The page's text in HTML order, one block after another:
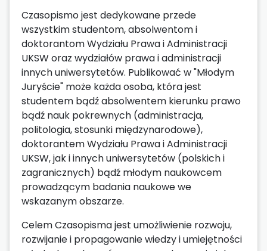
Czasopismo jest dedykowane przede
wszystkim studentom, absolwentom i
doktorantom Wydziału Prawa i Administracji
UKSW oraz wydziałów prawa i administracji
innych uniwersytetów. Publikować w "Młodym
Juryście" może każda osoba, która jest
studentem bądź absolwentem kierunku prawo
bądź nauk pokrewnych (administracja,
politologia, stosunki międzynarodowe),
doktorantem Wydziału Prawa i Administracji
UKSW, jak i innych uniwersytetów (polskich i
zagranicznych) bądź młodym naukowcem
prowadzącym badania naukowe we
wskazanym obszarze.
Celem Czasopisma jest umożliwienie rozwoju,
rozwijanie i propagowanie wiedzy i umiejętności